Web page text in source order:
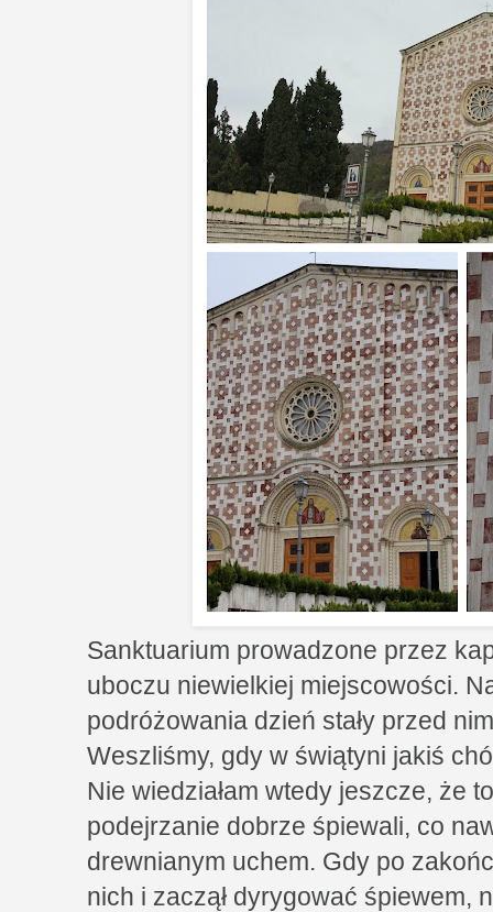
Sanktuarium prowadzone przez
uboczu niewielkiej miejscowości.
podróżowania dzień stały przed
Weszliśmy, gdy w świątyni jakiś
Nie wiedziałam wtedy jeszcze, że
podejrzanie dobrze śpiewali, co
drewnianym uchem. Gdy po
nich i zaczął dyrygować śpiewem,